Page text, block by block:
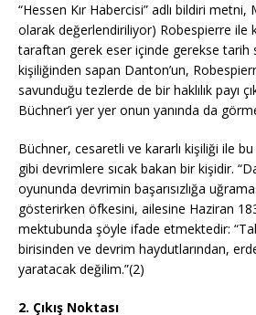
“Hessen Kır Habercisi” adlı bildiri
olarak değerlendiriliyor) Robespierre ile
taraftan gerek eser içinde gerekse tarih
kişiliğinden sapan Danton’un,
savunduğu tezlerde de bir haklılık payı
Büchner’i yer yer onun yanında da
Büchner, cesaretli ve kararlı kişiliği ile
gibi devrimlere sıcak bakan bir kişidir.
oyununda devrimin başarısızlığa
gösterirken öfkesini, ailesine Haziran
mektubunda şöyle ifade etmektedir:
birisinden ve devrim haydutlarından,
yaratacak değilim.”(2)
2. Çıkış Noktası